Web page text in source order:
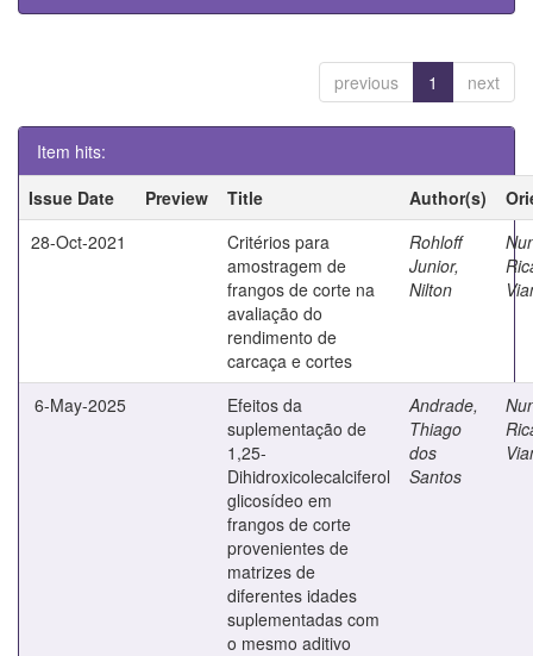
previous 1 next
Item hits:
Issue Date
Preview Title Author(s)
28-Oct-2021
Critérios para
amostragem de
frangos de corte na
avaliação do
rendimento de
carcaça e cortes
Rohloff
Junior,
Nilton
6-May-2025
Efeitos da
suplementação de
1,25-
Dihidroxicolecalciferol
glicosídeo em
frangos de corte
provenientes de
matrizes de
diferentes idades
suplementadas com
o mesmo aditivo
Andrade,
Thiago
dos
Santos